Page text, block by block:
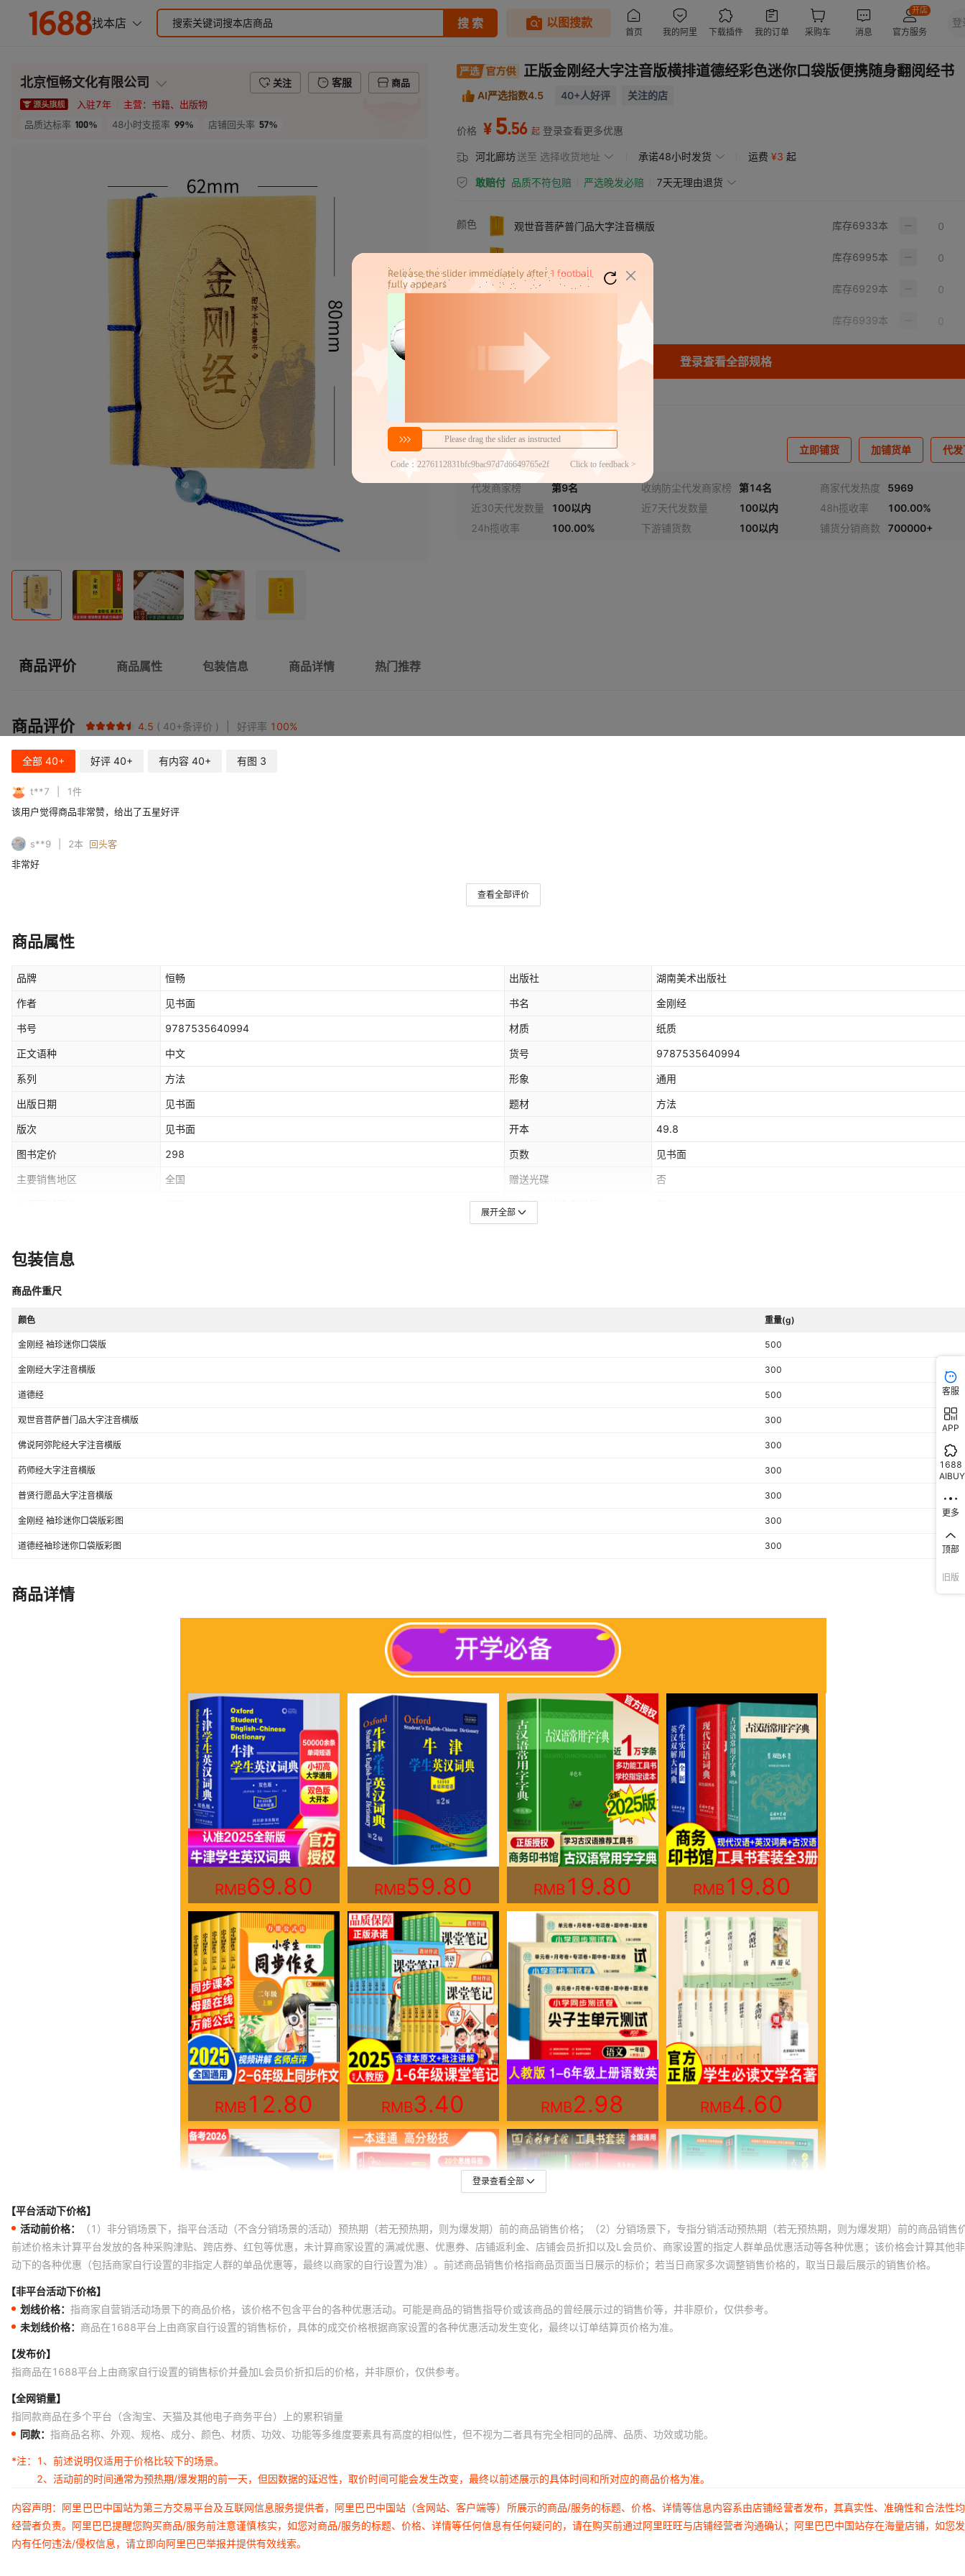
北京恒畅文化有限公司 关注 客服
商品
入驻7年 主营：书籍、出版物
品质达标率 100% 48小时支揽率 99% 店铺回头率 57%
正版金刚经大字注音版横排道德经彩色迷你口袋版便携随身翻阅经书
AI严选指数4.5 40+人好评 关注的店
价格 ¥ 5.56 起 登录查看更多优惠
河北廊坊送至 选择收货地址 承诺48小时发货 运费 ¥3 起
敢赔付 品质不符包赔 严选晚发必赔 7天无理由退货
颜色 观世音菩萨普门品大字注音横版 库存6933本
库存6995本
药师经大字注音横版 库存6929本
库存6939本
金刚经 袖珍迷你口袋版彩图
道德经袖珍迷你口袋版彩图
登录查看全部规格
密文代发
￥5.56 立即铺货 加铺货单 代
代发商家榜 第9名 收纳防尘代发商家榜 第14名 商家代发热度
5969
近30天代发数量
100以内 近7天代发数量 100以内 48h揽收率
100.00%
24h揽收率
100.00% 下游铺货数 100以内 铺货分销商数 700000+
商品评价 商品属性 包装信息 商品详情 热门推荐
商品评价 4.5 40+条评价 好评率 100%
全部 40+ 好评 40+ 有内容 40+ 有图 3
t**7 1件
该用户觉得商品非常赞，给出了五星好评
s**9 2本 回头客
非常好
查看全部评价
商品属性
品牌 恒畅 出版社 湖南美术出版社
作者 见书面 书名 金刚经
书号 9787535640994 材质 纸质
正文语种 中文 货号 9787535640994
系列 方法 形象 通用
出版日期 见书面 题材 方法
版次 见书面 开本 49.8
图书定价 298 页数 见书面
主要销售地区 全国 赠送光碟 否
有可授权的自有品牌
展开全部
包装信息
商品件重尺
颜色 重量(g)
金刚经 袖珍迷你口袋版 500
金刚经大字注音横版 300
道德经 500
观世音菩萨普门品大字注音横版 300
佛说阿弥陀经大字注音横版 300
药师经大字注音横版 300
普贤行愿品大字注音横版 300
金刚经 袖珍迷你口袋版彩图 300
道德经袖珍迷你口袋版彩图 300
商品详情
登录查看全部
【平台活动下价格】
活动前价格：
（1）非分销场景下，指平台活动（不含分销场景的活动）预热期（若无预热期，则为爆发期）前的商品销售价格；（2）分销场景下，专指分销活动预热期（若无预热期，则为爆发期）前的商品销售
前述价格未计算平台发放的各种采购津贴、跨店券、红包等优惠，未计算商家设置的满减优惠、优惠券、店铺返利金、店铺会员折扣以及L会员价、商家设置的指定人群单品优惠活动等各种优惠；该价格会计算其他
动下的各种优惠（包括商家自行设置的非指定人群的单品优惠等，最终以商家的自行设置为准）。前述商品销售价格指商品页面当日展示的标价；若当日商家多次调整销售价格的，取当日最后展示的销售价格。
【非平台活动下价格】
划线价格： 指商家自营销活动场景下的商品价格，该价格不包含平台的各种优惠活动。可能是商品的销售指导价或该商品的曾经展示过的销售价等，并非原价，仅供参考。
未划线价格： 商品在1688平台上由商家自行设置的销售标价，具体的成交价格根据商家设置的各种优惠活动发生变化，最终以订单结算页价格为准。
【发布价】
指商品在1688平台上由商家自行设置的销售标价并叠加L会员价折扣后的价格，并非原价，仅供参考。
【全网销量】
指同款商品在多个平台（含淘宝、天猫及其他电子商务平台）上的累积销量
同款： 指商品名称、外观、规格、成分、颜色、材质、功效、功能等多维度要素具有高度的相似性，但不视为二者具有完全相同的品牌、品质、功效或功能。
*注：
1、前述说明仅适用于价格比较下的场景。
2、活动前的时间通常为预热期/爆发期的前一天，但因数据的延迟性，取价时间可能会发生改变，最终以前述展示的具体时间和所对应的商品价格为准。
内容声明：阿里巴巴中国站为第三方交易平台及互联网信息服务提供者，阿里巴巴中国站（含网站、客户端等）所展示的商品/服务的标题、价格、详情等信息内容系由店铺经营者发布，其真实性、准确性和合法性
经营者负责。阿里巴巴提醒您购买商品/服务前注意谨慎核实，如您对商品/服务的标题、价格、详情等任何信息有任何疑问的，请在购买前通过阿里旺旺与店铺经营者沟通确认；阿里巴巴中国站存在海量店铺，如您
内有任何违法/侵权信息，请立即向阿里巴巴举报并提供有效线索。
客服
APP
1688
AIBUY
更多
顶部
旧版